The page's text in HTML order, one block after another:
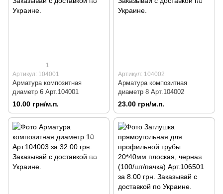
1
Артикул: 104001
Арматура композитная
диаметр 6 Арт.104001
10.00 грн/м.п.
Артикул: 104002
Арматура композитная
диаметр 8 Арт.104002
23.00 грн/м.п.